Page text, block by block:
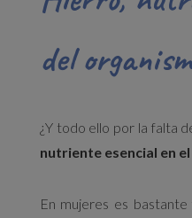
del
¿Y todo ello por la falta
nutriente esencial en
En mujeres es